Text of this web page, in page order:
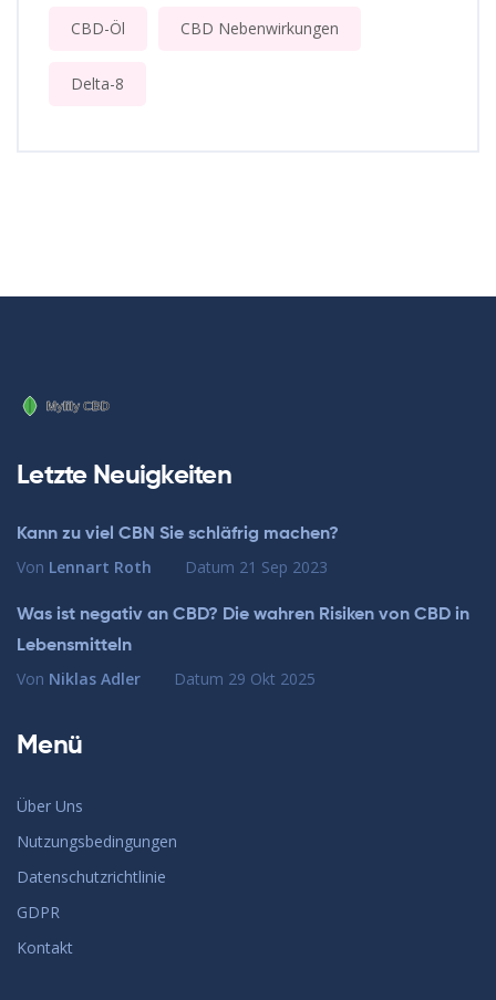
CBD-Öl CBD Nebenwirkungen
Delta-8
Letzte Neuigkeiten
Kann zu viel CBN Sie schläfrig machen?
Von Lennart Roth Datum 21 Sep 2023
Was ist negativ an CBD? Die wahren Risiken von CBD in
Lebensmitteln
Von Niklas Adler Datum 29 Okt 2025
Menü
Über Uns
Nutzungsbedingungen
Datenschutzrichtlinie
GDPR
Kontakt